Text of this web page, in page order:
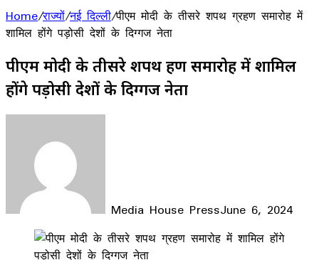
Home/राज्यों/नई दिल्ली/पीएम मोदी के तीसरे शपथ ग्रहण समारोह में
शामिल होंगे पड़ोसी देशों के दिग्गज नेता
पीएम मोदी के तीसरे शपथ ग्रहण समारोह में शामिल
होंगे पड़ोसी देशों के दिग्गज नेता
Media House PressJune 6, 2024
Facebook
LinkedIn
WhatsApp
Telegram